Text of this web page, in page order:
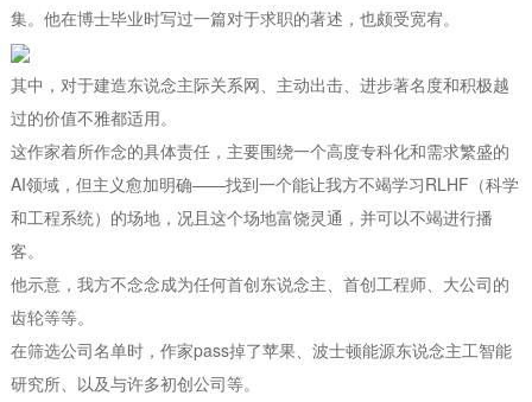
集。他在博士毕业时写过一篇对于求职的著述，也颇受宽宥。
其中，对于建造东说念主际关系网、主动出击、进步著名度和积极越
过的价值不雅都适用。
这作家着所作念的具体责任，主要围绕一个高度专科化和需求繁盛的
AI领域，但主义愈加明确——找到一个能让我方不竭学习RLHF（科学
和工程系统）的场地，况且这个场地富饶灵通，并可以不竭进行播
客。
他示意，我方不念念成为任何首创东说念主、首创工程师、大公司的
齿轮等等。
在筛选公司名单时，作家pass掉了苹果、波士顿能源东说念主工智能
研究所、以及与许多初创公司等。